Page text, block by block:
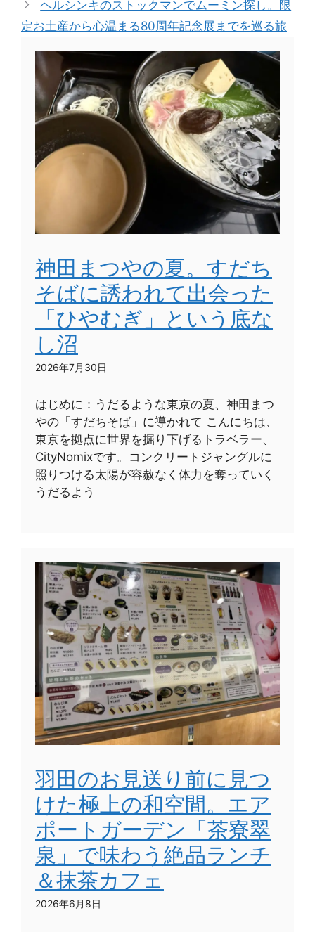
ヘルシンキのストックマンでムーミン探し。限
定お土産から心温まる80周年記念展までを巡る旅
神田まつやの夏。すだち
そばに誘われて出会った
「ひやむぎ」という底な
し沼
2026年7月30日
はじめに：うだるような東京の夏、神田まつ
やの「すだちそば」に導かれて こんにちは、
東京を拠点に世界を掘り下げるトラベラー、
CityNomixです。コンクリートジャングルに
照りつける太陽が容赦なく体力を奪っていく
うだるよう
羽田のお見送り前に見つ
けた極上の和空間。エア
ポートガーデン「茶寮翠
泉」で味わう絶品ランチ
＆抹茶カフェ
2026年6月8日